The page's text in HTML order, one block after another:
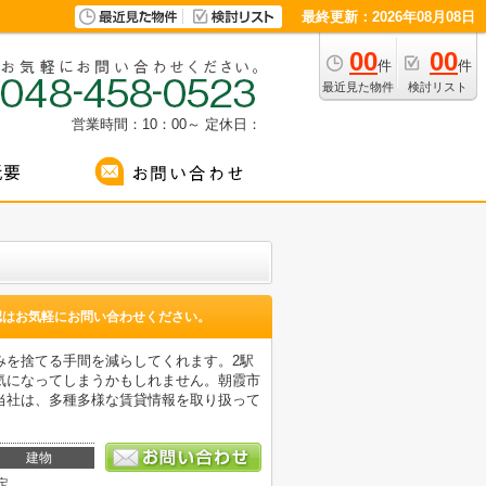
最終更新：2026年08月08日
00件
最近見た物件
00件
検討リスト
営業時間：10：00～ 定休日：
お気軽にお問い合わせください。
捨てる手間を減らしてくれます。2駅
なってしまうかもしれません。朝霞市
は、多種多様な賃貸情報を取り扱って
建物